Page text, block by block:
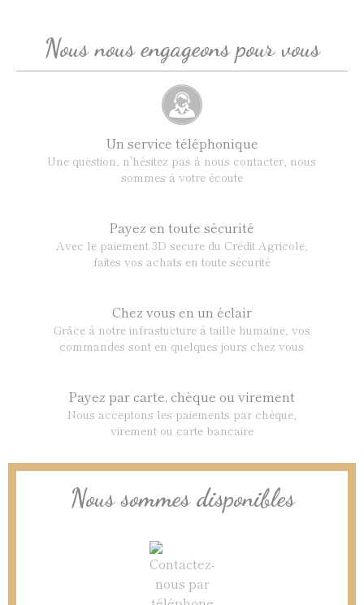
Nous nous engageons pour vous
Un service téléphonique
Une question, n'hésitez pas à nous contacter, nous
sommes à votre écoute
Payez en toute sécurité
Avec le paiement 3D secure du Crédit Agricole,
faites vos achats en toute sécurité
Chez vous en un éclair
Grâce à notre infrastucture à taille humaine, vos
commandes sont en quelques jours chez vous
Payez par carte, chèque ou virement
Nous acceptons les paiements par chèque,
virement ou carte bancaire
Nous sommes disponibles